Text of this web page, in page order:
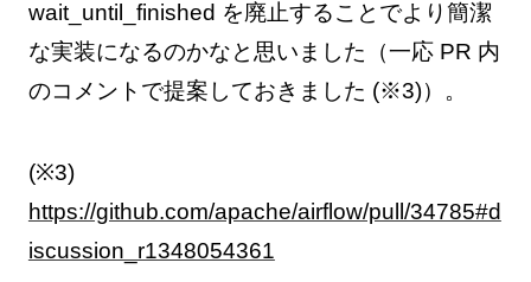
wait_until_finished を廃止することでより簡潔
な実装になるのかなと思いました（一応 PR 内
のコメントで提案しておきました (※3)）。
(※3)
https://github.com/apache/airflow/pull/34785#d
iscussion_r1348054361